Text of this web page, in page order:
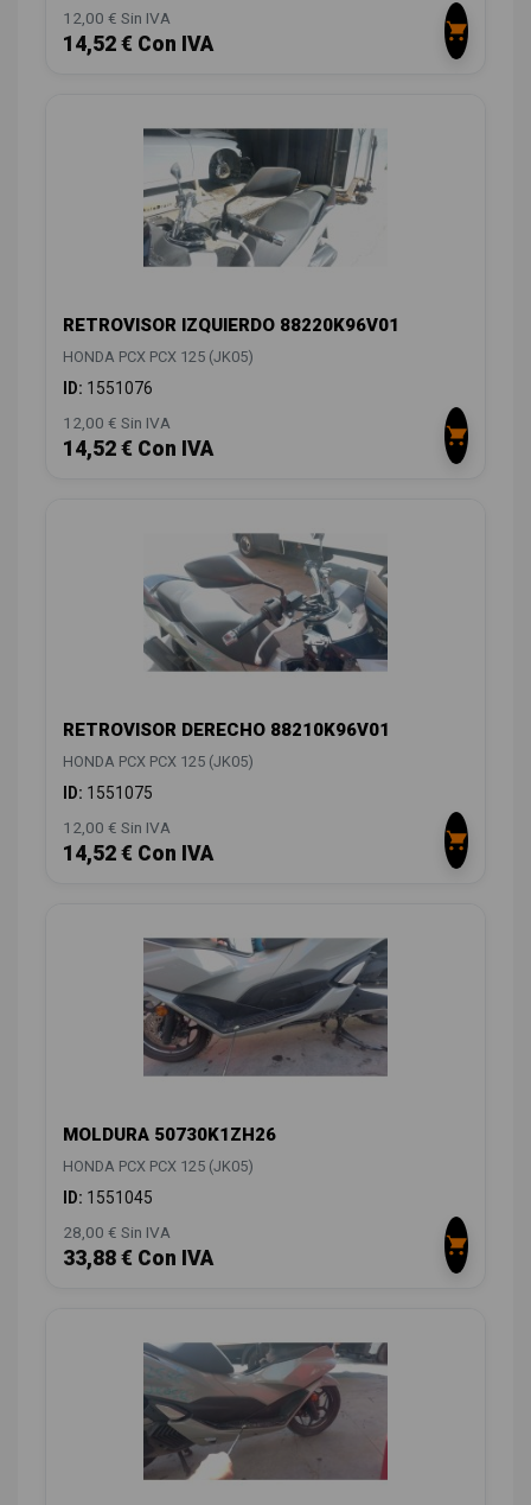
12,00 € Sin IVA
14,52 € Con IVA
RETROVISOR IZQUIERDO 88220K96V01
HONDA PCX PCX 125 (JK05)
ID: 1551076
12,00 € Sin IVA
14,52 € Con IVA
RETROVISOR DERECHO 88210K96V01
HONDA PCX PCX 125 (JK05)
ID: 1551075
12,00 € Sin IVA
14,52 € Con IVA
MOLDURA 50730K1ZH26
HONDA PCX PCX 125 (JK05)
ID: 1551045
28,00 € Sin IVA
33,88 € Con IVA